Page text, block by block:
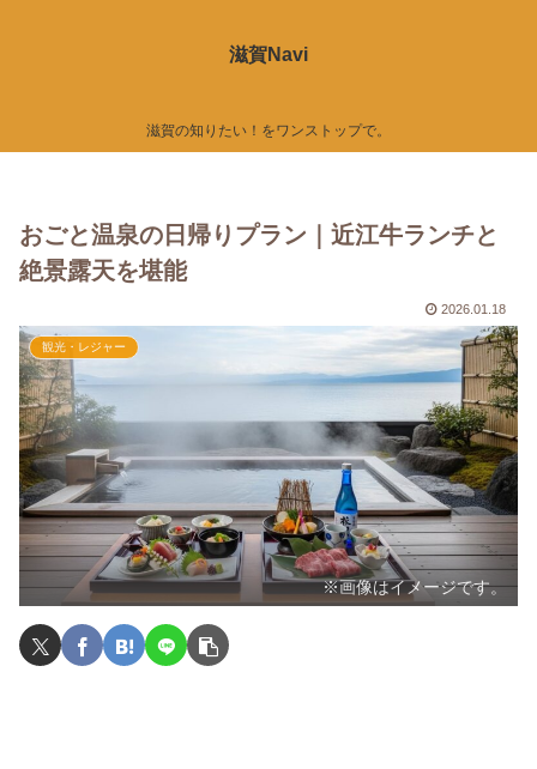
滋賀Navi
滋賀の知りたい！をワンストップで。
おごと温泉の日帰りプラン｜近江牛ランチと
絶景露天を堪能
2026.01.18
観光・レジャー
※画像はイメージです。